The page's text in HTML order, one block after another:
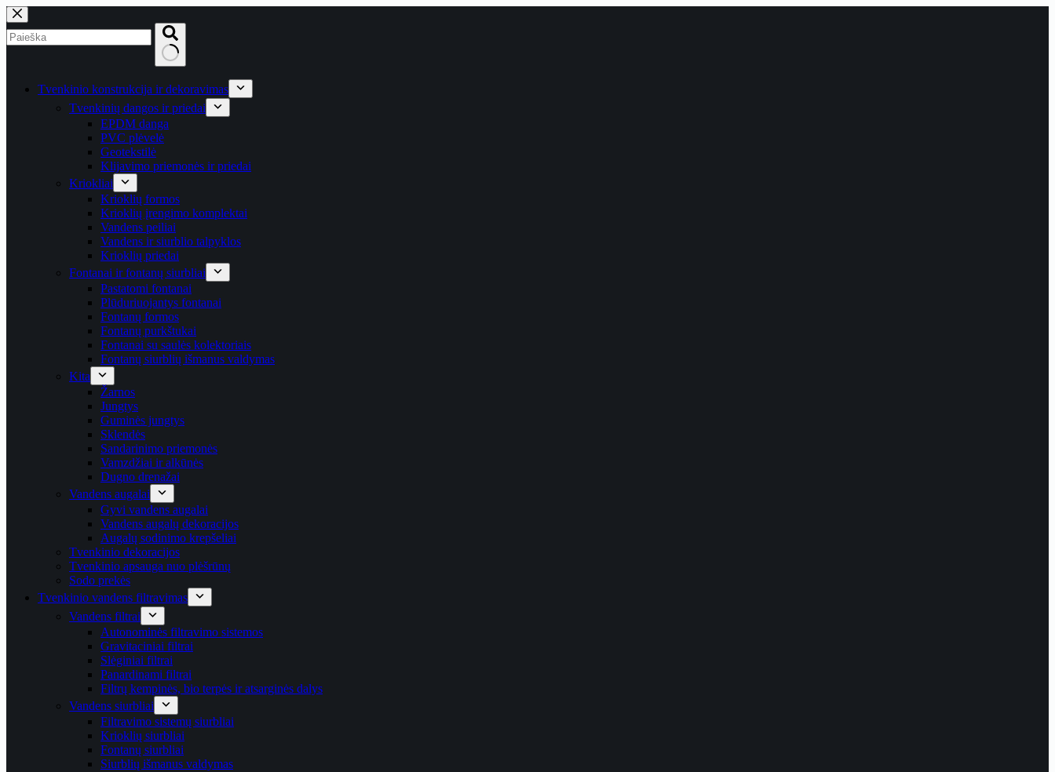
Skip
to
content
results Tvenkinio konstrukcija ir dekoravimas
Tvenkinių dangos ir priedai
EPDM danga
PVC plėvelė
Geotekstilė
Klijavimo priemonės ir priedai
Kriokliai
Krioklių formos
Krioklių įrengimo komplektai
Vandens peiliai
Vandens ir siurblio talpyklos
Krioklių priedai
Fontanai ir fontanų siurbliai
Pastatomi fontanai
Plūduriuojantys fontanai
Fontanų formos
Fontanų purkštukai
Fontanai su saulės kolektoriais
Fontanų siurblių išmanus valdymas
Kita
Žarnos
Jungtys
Guminės jungtys
Sklendės
Sandarinimo priemonės
Vamzdžiai ir alkūnės
Dugno drenažai
Vandens augalai
Gyvi vandens augalai
Vandens augalų dekoracijos
Augalų sodinimo krepšeliai
Tvenkinio dekoracijos
Tvenkinio apsauga nuo plėšrūnų
Sodo prekės
Tvenkinio vandens filtravimas
Vandens filtrai
Autonominės filtravimo sistemos
Gravitaciniai filtrai
Slėginiai filtrai
Panardinami filtrai
Filtrų kempinės, bio terpės ir atsarginės dalys
Vandens siurbliai
Filtravimo sistemų siurbliai
Krioklių siurbliai
Fontanų siurbliai
Siurblių išmanus valdymas